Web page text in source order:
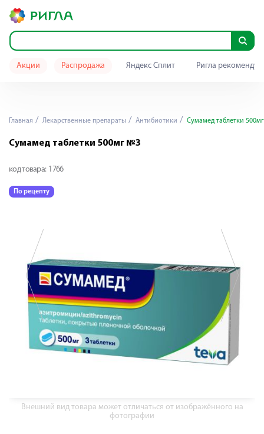
Акции Распродажа Яндекс Сплит Ригла
Главная Лекарственные препараты Антибиотики Сумамед таблетки
Сумамед таблетки 500мг №3
код товара: 1766
По рецепту
Внешний вид товара может отличаться от изображённого на
фотографии